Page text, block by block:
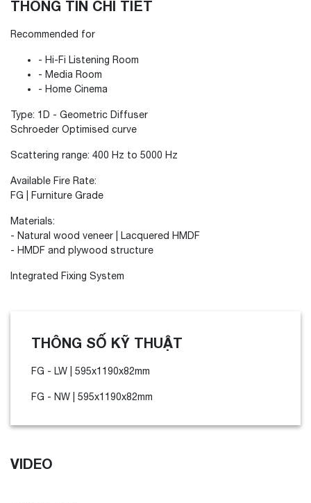
THÔNG TIN CHI TIẾT
Recommended for
- Hi-Fi Listening Room
- Media Room
- Home Cinema
Type: 1D - Geometric Diffuser
Schroeder Optimised curve
Scattering range: 400 Hz to 5000 Hz
Available Fire Rate:
FG | Furniture Grade
Materials:
- Natural wood veneer | Lacquered HMDF
- HMDF and plywood structure
Integrated Fixing System
THÔNG SỐ KỸ THUẬT
FG - LW | 595x1190x82mm
FG - NW | 595x1190x82mm
VIDEO